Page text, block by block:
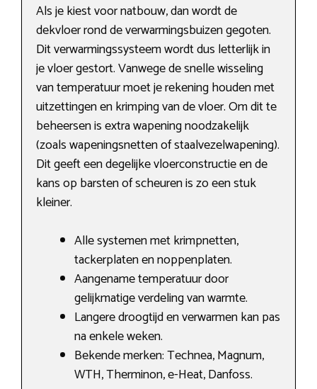
Als je kiest voor natbouw, dan wordt de
dekvloer rond de verwarmingsbuizen gegoten.
Dit verwarmingssysteem wordt dus letterlijk in
je vloer gestort. Vanwege de snelle wisseling
van temperatuur moet je rekening houden met
uitzettingen en krimping van de vloer. Om dit te
beheersen is extra wapening noodzakelijk
(zoals wapeningsnetten of staalvezelwapening).
Dit geeft een degelijke vloerconstructie en de
kans op barsten of scheuren is zo een stuk
kleiner.
Alle systemen met krimpnetten,
tackerplaten en noppenplaten.
Aangename temperatuur door
gelijkmatige verdeling van warmte.
Langere droogtijd en verwarmen kan pas
na enkele weken.
Bekende merken: Technea, Magnum,
WTH, Therminon, e-Heat, Danfoss.